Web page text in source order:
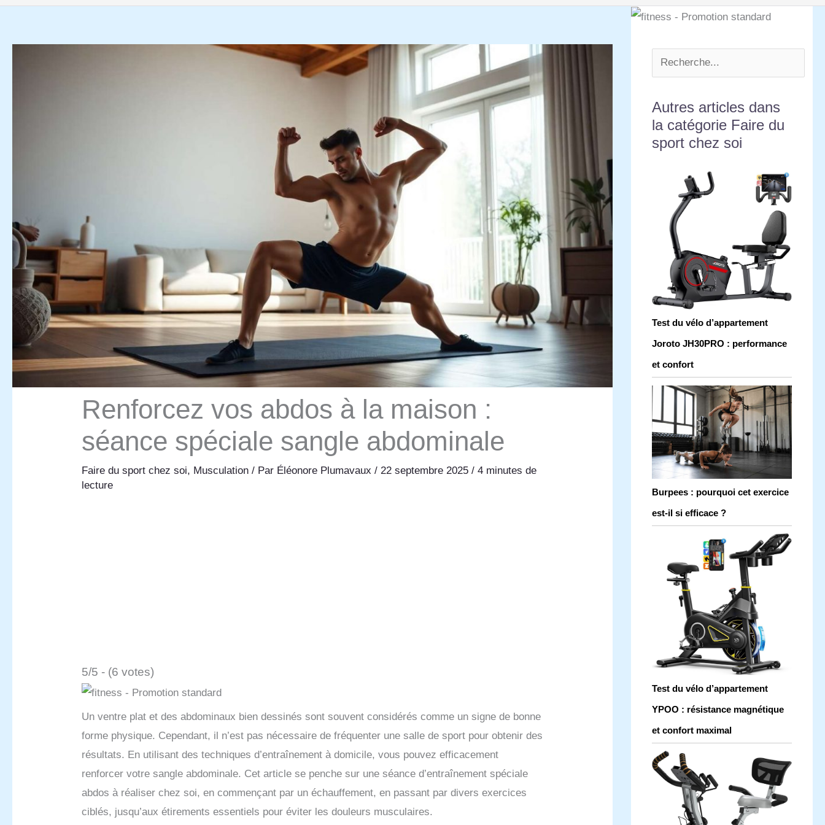
Renforcez vos abdos à la maison :
séance spéciale sangle abdominale
Faire du sport chez soi, Musculation / Par Éléonore Plumavaux/22 septembre 2025/4 minutes de
lecture
5/5 - (6 votes)
Un ventre plat et des abdominaux bien dessinés sont souvent considérés comme un signe de bonne
forme physique. Cependant, il n’est pas nécessaire de fréquenter une salle de sport pour obtenir des
résultats. En utilisant des techniques d’entraînement à domicile, vous pouvez efficacement
renforcer votre sangle abdominale. Cet article se penche sur une séance d’entraînement spéciale
abdos à réaliser chez soi, en commençant par un échauffement, en passant par divers exercices
ciblés, jusqu’aux étirements essentiels pour éviter les douleurs musculaires.
Autres articles dans
la catégorie Faire du
sport chez soi
Test du vélo d’appartement
Joroto JH30PRO : performance
et confort
Burpees : pourquoi cet exercice
est-il si efficace ?
Test du vélo d’appartement
YPOO : résistance magnétique
et confort maximal